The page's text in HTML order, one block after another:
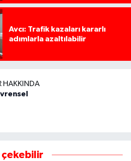
Avcı: Trafik kazaları kararlı
adımlarla azaltılabilir
HAKKINDA
çekebilir